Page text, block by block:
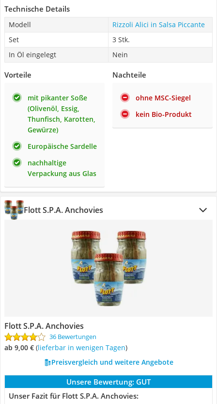
Technische Details
Modell
Rizzoli Alici in Salsa Piccante
Set
3 Stk.
In Öl eingelegt
Nein
Vorteile
mit pikanter Soße
(Olivenöl, Essig,
Thunfisch, Karotten,
Gewürze)
Europäische Sardelle
nachhaltige
Verpackung aus Glas
Nachteile
ohne MSC-Siegel
kein Bio-Produkt
Flott S.P.A. Anchovies
Flott S.P.A. Anchovies
36 Bewertungen
ab 9,00 € ( Lieferbar in wenigen Tagen)
Preisvergleich und weitere Angebote
Unsere Bewertung: GUT
Unser Fazit für Flott S.P.A. Anchovies: